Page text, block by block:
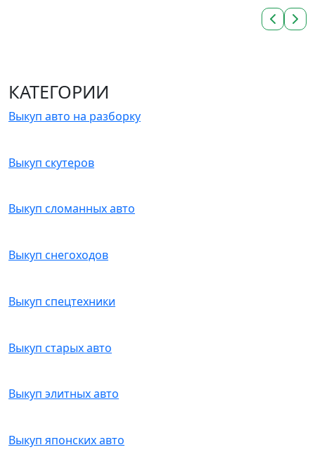
КАТЕГОРИИ
Выкуп авто на разборку
Выкуп скутеров
Выкуп сломанных авто
Выкуп снегоходов
Выкуп спецтехники
Выкуп старых авто
Выкуп элитных авто
Выкуп японских авто